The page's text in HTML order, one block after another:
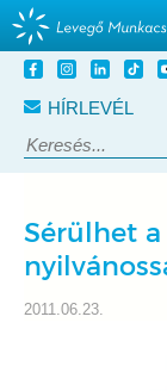
Tovább
tartalomra
HÍRLEVÉL
Keresés:
Sérülhet
2011.06.23.